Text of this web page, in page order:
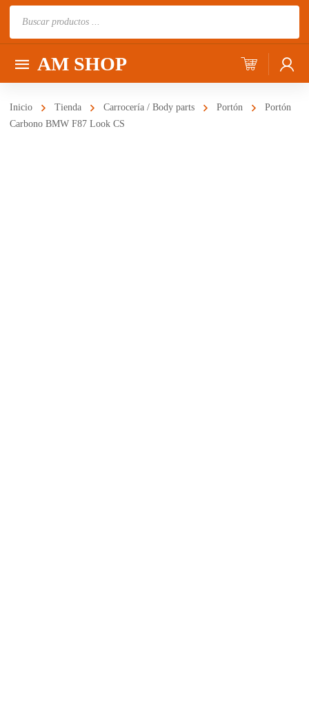
AM SHOP
Inicio Tienda Carrocería / Body parts Portón
Portón
Carbono BMW F87 Look CS